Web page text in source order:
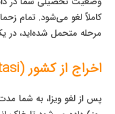
کاملاً لغو می‌شود. تمام
مرحله متحمل شده‌اید،
اخراج از کشور (Deportasi)
پس از لغو ویزا، به شما